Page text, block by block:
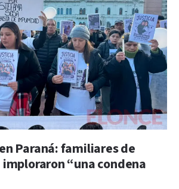
Paraná: familiares de
“una condena